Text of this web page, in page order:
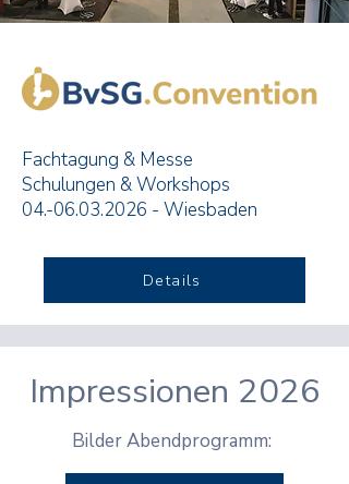
Fachtagung & Messe
Schulungen & Workshops
04.-06.03.2026 - Wiesbaden
Details
Impressionen 2026
Bilder Abendprogramm: